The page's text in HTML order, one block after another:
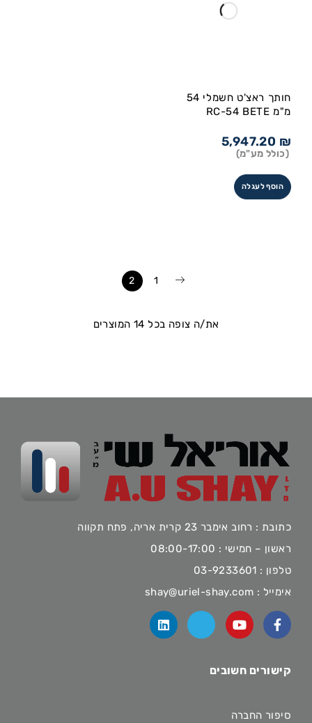
חותך ראצ'ט חשמלי 54
מ"מ RC-54 BETE
5,947.20 ₪
(כולל מע"מ)
הוסף לעגלה
1
2
את/ה צופה בכל 14 המוצרים
כתובת : רחוב אימבר 23 קרית אריה, פתח תקווה
ראשון – חמישי : 08:00-17:00
טלפון : 03-9233601
אימייל : shay@uriel-shay.com
קישורים חשובים
סיפור החברה